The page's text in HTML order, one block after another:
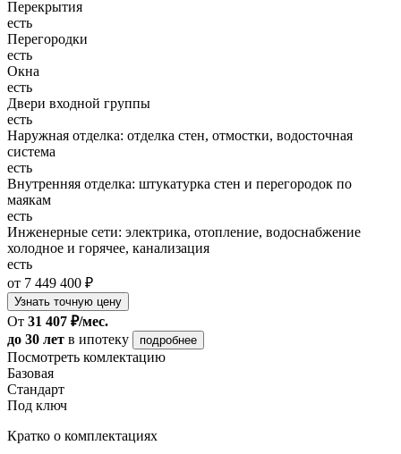
Перекрытия
есть
Перегородки
есть
Окна
есть
Двери входной группы
есть
Наружная отделка: отделка стен, отмостки, водосточная
система
есть
Внутренняя отделка: штукатурка стен и перегородок по
маякам
есть
Инженерные сети: электрика, отопление, водоснабжение
холодное и горячее, канализация
есть
от 7 449 400 ₽
Узнать точную цену
От 31 407 ₽/мес.
до 30 лет в ипотеку подробнее
Посмотреть комлектацию
Базовая
Стандарт
Под ключ
Кратко о комплектациях